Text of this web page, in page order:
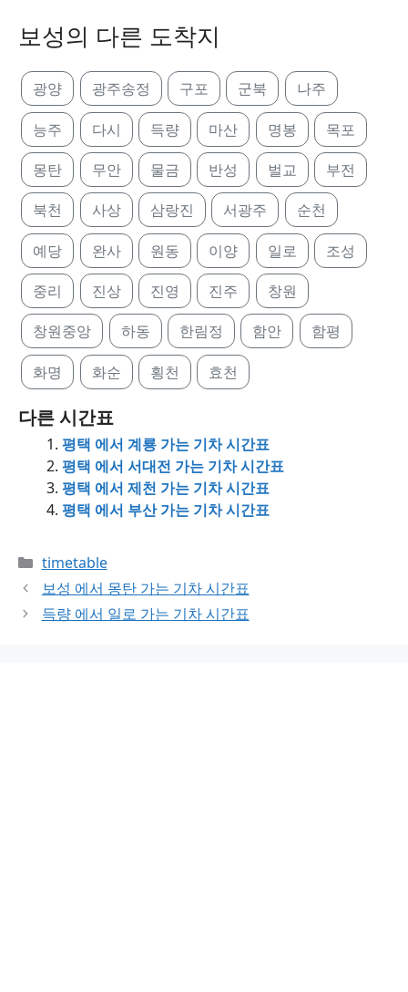
보성의 다른 도착지
광양 광주송정 구포 군북 나주
능주 다시 득량 마산 명봉 목포
몽탄 무안 물금 반성 벌교 부전
북천 사상 삼랑진 서광주 순천
예당 완사 원동 이양 일로 조성
중리 진상 진영 진주 창원
창원중앙 하동 한림정 함안 함평
화명 화순 횡천 효천
다른 시간표
평택 에서 계룡 가는 기차 시간표
평택 에서 서대전 가는 기차 시간표
평택 에서 제천 가는 기차 시간표
평택 에서 부산 가는 기차 시간표
Categories
timetable
보성 에서 몽탄 가는 기차 시간표
득량 에서 일로 가는 기차 시간표